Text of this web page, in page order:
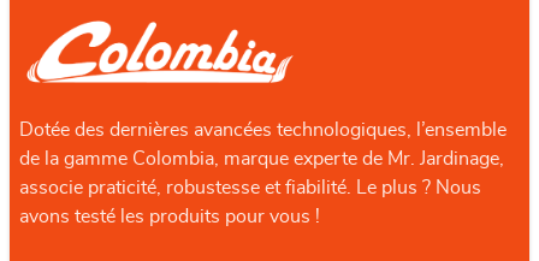
Dotée des dernières avancées technologiques, l’ensemble
de la gamme Colombia, marque experte de Mr. Jardinage,
associe praticité, robustesse et fiabilité. Le plus ? Nous
avons testé les produits pour vous !